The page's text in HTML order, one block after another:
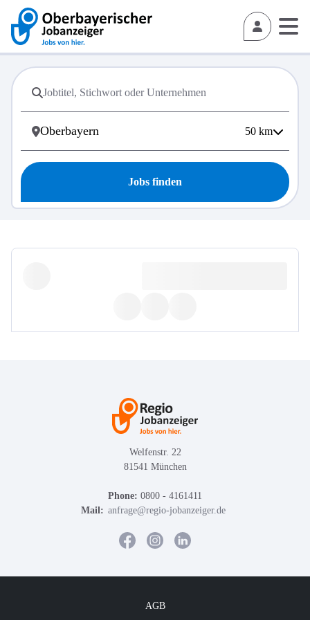
50 km
Jobs finden
Welfenstr. 22
81541 München
Phone: 0800 - 4161411
Mail: anfrage@regio-jobanzeiger.de
AGB